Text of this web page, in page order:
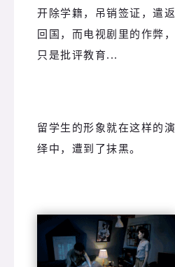
开除学籍，吊销签证，遣返
回国，而电视剧里的作弊，
只是批评教育...
留学生的形象就在这样的演
绎中，遭到了抹黑。